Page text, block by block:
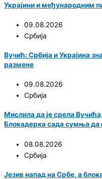
Украјини и међународним
09.08.2026
Србија
Вучић: Србија и Украјина
размене
09.08.2026
Србија
Мислила да је срела
Блокадерка сада сумња
08.08.2026
Србија
Језив напад на Србе, а